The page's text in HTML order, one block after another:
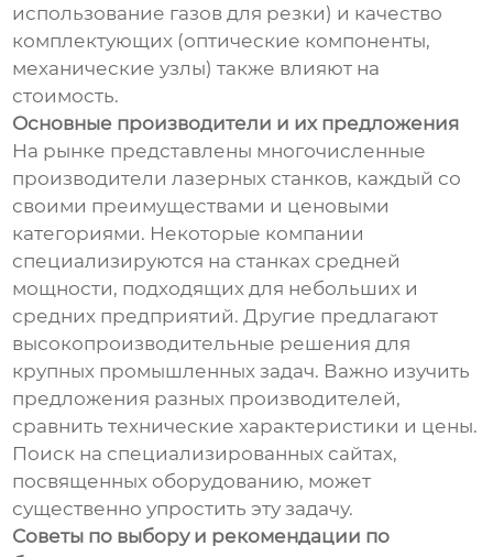
использование газов для резки) и качество
комплектующих (оптические компоненты,
механические узлы) также влияют на
стоимость.
Основные производители и их предложения
На рынке представлены многочисленные
производители лазерных станков, каждый со
своими преимуществами и ценовыми
категориями. Некоторые компании
специализируются на станках средней
мощности, подходящих для небольших и
средних предприятий. Другие предлагают
высокопроизводительные решения для
крупных промышленных задач. Важно изучить
предложения разных производителей,
сравнить технические характеристики и цены.
Поиск на специализированных сайтах,
посвященных оборудованию, может
существенно упростить эту задачу.
Советы по выбору и рекомендации по